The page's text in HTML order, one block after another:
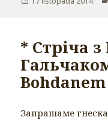
* Стріча
Запрашаме